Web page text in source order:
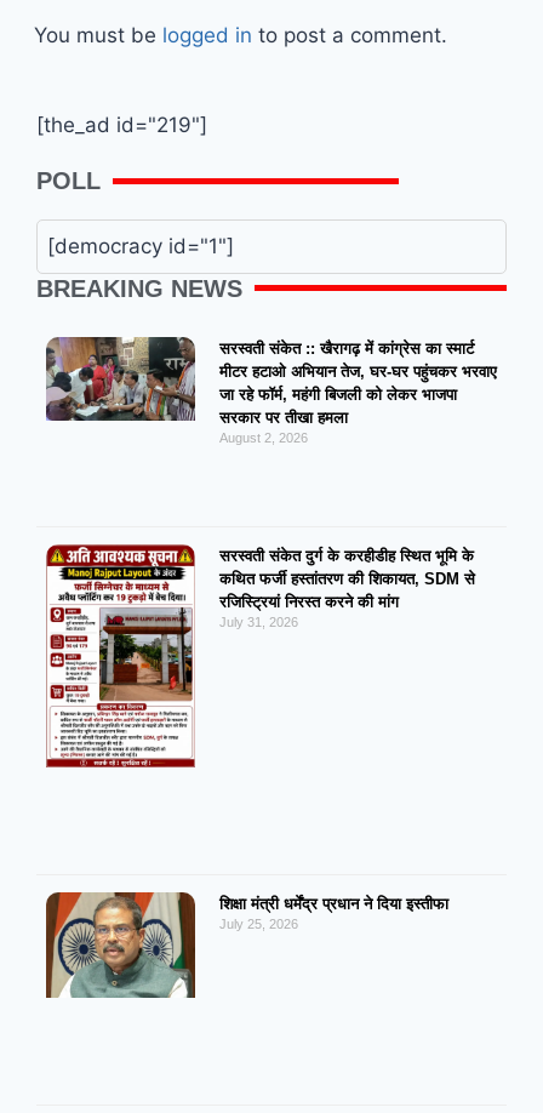
You must be logged in to post a comment.
[the_ad id="219"]
POLL
[democracy id="1"]
BREAKING NEWS
सरस्वती संकेत :: खैरागढ़ में कांग्रेस का स्मार्ट
मीटर हटाओ अभियान तेज, घर-घर पहुंचकर भरवाए
जा रहे फॉर्म, महंगी बिजली को लेकर भाजपा
सरकार पर तीखा हमला
August 2, 2026
सरस्वती संकेत दुर्ग के करहीडीह स्थित भूमि के
कथित फर्जी हस्तांतरण की शिकायत, SDM से
रजिस्ट्रियां निरस्त करने की मांग
July 31, 2026
शिक्षा मंत्री धर्मेंद्र प्रधान ने दिया इस्तीफा
July 25, 2026